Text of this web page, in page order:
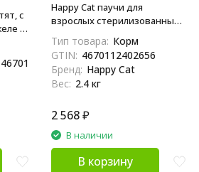
с
-
Happy Cat паучи для
взрослых стерилизованных
желе (Россия) - 100 г х 24 шт
Тип товара: Корм
GTIN: 4670112402656
Бренд: Happy Cat
Вес: 2.4 кг
2 568₽
В наличии
В корзину